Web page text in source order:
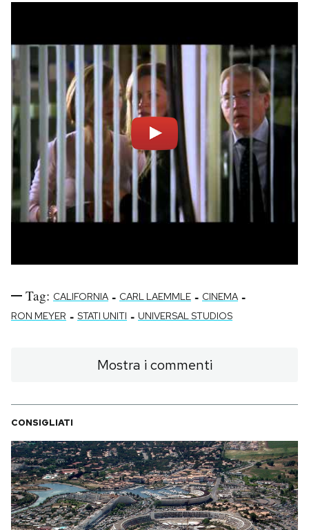
Tag: CALIFORNIA - CARL LAEMMLE - CINEMA -
RON MEYER - STATI UNITI - UNIVERSAL STUDIOS
Mostra i commenti
CONSIGLIATI